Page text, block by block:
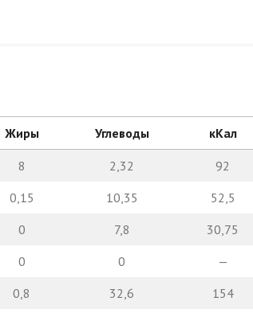
Жиры Углеводы кКал
8 2,32
92
0,15 10,35
52,5
0 7,8
30,75
0 0
—
0,8 32,6 154